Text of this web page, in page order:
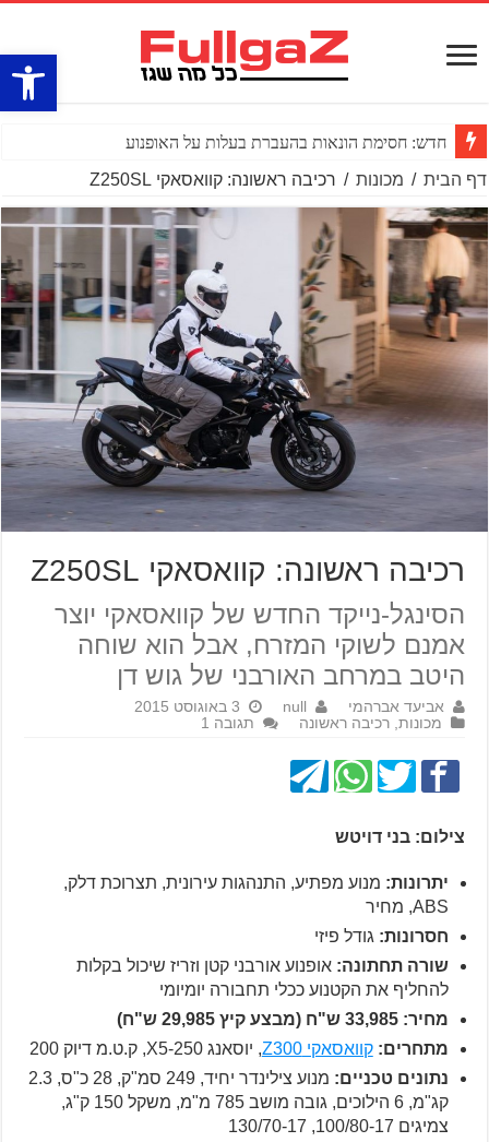
פתח
חדש: חסימת הונאות בהעברת בעלות על האופנוע
דף הבית / מכונות / רכיבה ראשונה: קוואסאקי Z250SL
רכיבה ראשונה: קוואסאקי Z250SL
הסינגל-נייקד החדש של קוואסאקי יוצר
אמנם לשוקי המזרח, אבל הוא שוחה
היטב במרחב האורבני של גוש דן
אביעד אברהמי null
3 באוגוסט 2015
מכונות ,רכיבה ראשונה תגובה 1
צילום: בני דויטש
יתרונות: מנוע מפתיע, התנהגות עירונית, תצרוכת דלק,
ABS, מחיר
חסרונות: גודל פיזי
שורה תחתונה: אופנוע אורבני קטן וזריז שיכול בקלות
להחליף את הקטנוע ככלי תחבורה יומיומי
מחיר: 33,985 ש"ח (מבצע קיץ 29,985 ש"ח)
מתחרים: קוואסאקי Z300
, יוסאנג X5-250, ק.ט.מ דיוק 200
נתונים טכניים:
מנוע צילינדר יחיד, 249 סמ"ק, 28 כ"ס, 2.3
קג"מ, 6 הילוכים, גובה מושב 785 מ"מ, משקל 150 ק"ג,
צמיגים 100/80-17, 130/70-17